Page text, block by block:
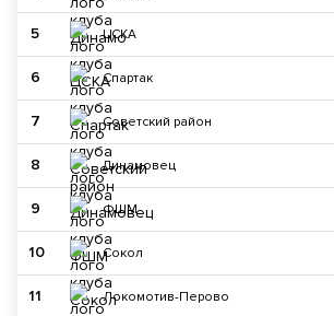
5 ЦСКА
6 Спартак
7 Советский район
8 Динамовец
9 ФШМ
10 Сокол
11 Локомотив-Перово